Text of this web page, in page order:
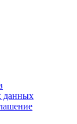
данных